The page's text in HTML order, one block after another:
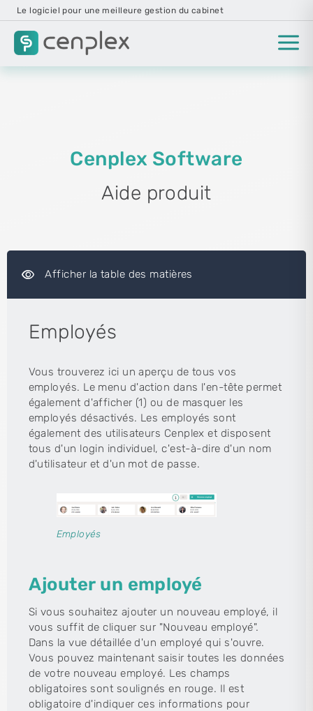
Le logiciel pour une meilleure gestion du cabinet
Cenplex Software
Aide produit
visibility Afficher la table des matières
Employés
Vous trouverez ici un aperçu de tous vos
employés. Le menu d'action dans l'en-tête permet
également d'afficher (1) ou de masquer les
employés désactivés. Les employés sont
également des utilisateurs Cenplex et disposent
tous d'un login individuel, c'est-à-dire d'un nom
d'utilisateur et d'un mot de passe.
Employés
Ajouter un employé
Si vous souhaitez ajouter un nouveau employé, il
vous suffit de cliquer sur "Nouveau employé".
Dans la vue détaillée d'un employé qui s'ouvre.
Vous pouvez maintenant saisir toutes les données
de votre nouveau employé. Les champs
obligatoires sont soulignés en rouge. Il est
obligatoire d'indiquer ces informations pour